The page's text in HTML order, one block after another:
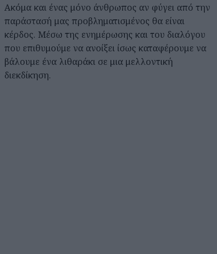
Ακόμα και ένας μόνο άνθρωπος αν φύγει από την
παράστασή μας προβληματισμένος θα είναι
κέρδος. Μέσω της ενημέρωσης και του διαλόγου
που επιθυμούμε να ανοίξει ίσως καταφέρουμε να
βάλουμε ένα λιθαράκι σε μια μελλοντική
διεκδίκηση.